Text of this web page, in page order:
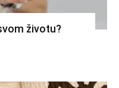
životu?